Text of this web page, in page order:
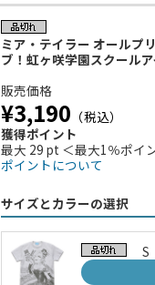
ミア・テイラー オールプ
ブ！虹ヶ咲学園スクール
販売価格
¥3,190 （税込）
獲得ポイント
最大 29 pt ＜最大1％ポイ
ポイントについて
サイズとカラーの選択
S